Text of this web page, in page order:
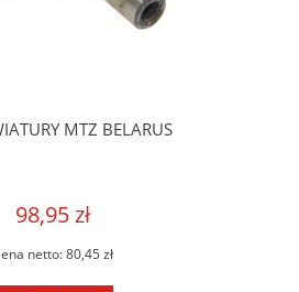
MTZ BELARUS
98,95 zł
netto:80,45 zł